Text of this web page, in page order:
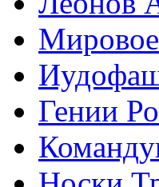
Гении